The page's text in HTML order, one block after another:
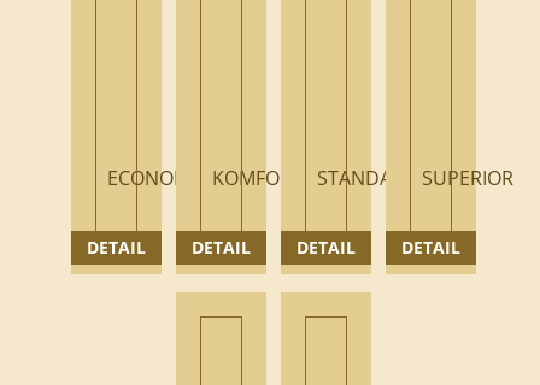
ECONOMY
DETAIL
KOMFORT
DETAIL
STANDARD
DETAIL
SUPERIOR
DETAIL